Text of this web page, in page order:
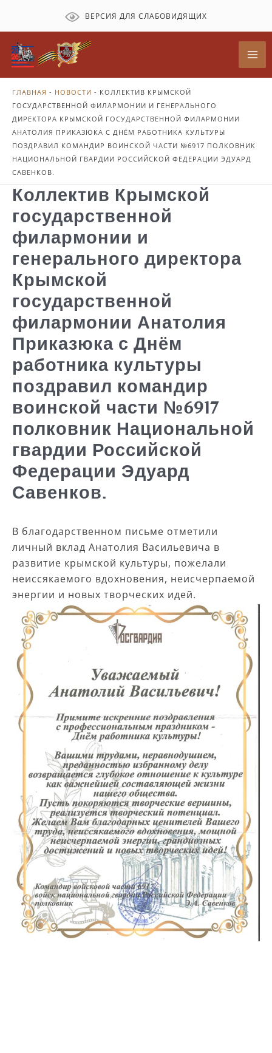
содержимому
ВЕРСИЯ ДЛЯ СЛАБОВИДЯЩИХ
ГЛАВНАЯ - НОВОСТИ - КОЛЛЕКТИВ КРЫМСКОЙ
ГОСУДАРСТВЕННОЙ ФИЛАРМОНИИ И ГЕНЕРАЛЬНОГО
ДИРЕКТОРА КРЫМСКОЙ ГОСУДАРСТВЕННОЙ ФИЛАРМОНИИ
АНАТОЛИЯ ПРИКАЗЮКА С ДНЁМ РАБОТНИКА КУЛЬТУРЫ
ПОЗДРАВИЛ КОМАНДИР ВОИНСКОЙ ЧАСТИ №6917 ПОЛКОВНИК
НАЦИОНАЛЬНОЙ ГВАРДИИ РОССИЙСКОЙ ФЕДЕРАЦИИ ЭДУАРД
САВЕНКОВ.
Коллектив Крымской
государственной
филармонии и
генерального директора
Крымской
государственной
филармонии Анатолия
Приказюка с Днём
работника культуры
поздравил командир
воинской части №6917
полковник Национальной
гвардии Российской
Федерации Эдуард
Савенков.
В благодарственном письме отметили
личный вклад Анатолия Васильевича в
развитие крымской культуры, пожелали
неиссякаемого вдохновения, неисчерпаемой
энергии и новых творческих идей.